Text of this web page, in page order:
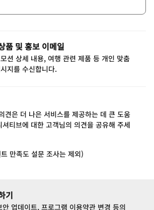
품 및 홍보 이메일
션 상세 내용, 여행 관련 제품 등 개인 맞춤
지를 수신합니다.
견은 더 나은 서비스를 제공하는 데 큰 도움
티브에 대한 고객님의 의견을 공유해 주세
만족도 설문 조사는 제외)
기
업데이트, 프로그램 이용약관 변경 등의